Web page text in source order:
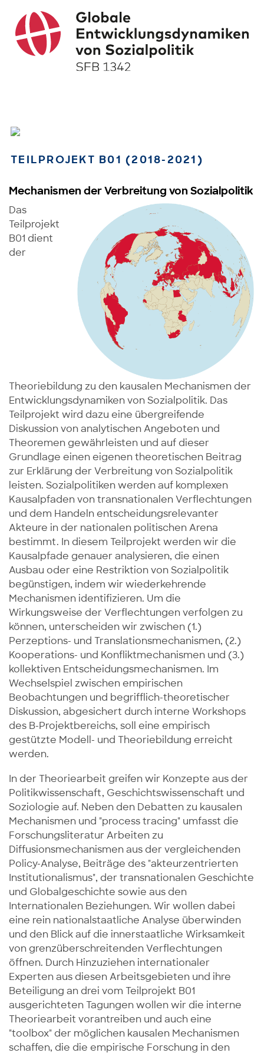
TEILPROJEKT B01 (2018-2021)
Mechanismen der Verbreitung von Sozialpolitik
Das
Teilprojekt
B01 dient
der
Theoriebildung zu den kausalen Mechanismen der
Entwicklungsdynamiken von Sozialpolitik. Das
Teilprojekt wird dazu eine übergreifende
Diskussion von analytischen Angeboten und
Theoremen gewährleisten und auf dieser
Grundlage einen eigenen theoretischen Beitrag
zur Erklärung der Verbreitung von Sozialpolitik
leisten. Sozialpolitiken werden auf komplexen
Kausalpfaden von transnationalen Verflechtungen
und dem Handeln entscheidungsrelevanter
Akteure in der nationalen politischen Arena
bestimmt. In diesem Teilprojekt werden wir die
Kausalpfade genauer analysieren, die einen
Ausbau oder eine Restriktion von Sozialpolitik
begünstigen, indem wir wiederkehrende
Mechanismen identifizieren. Um die
Wirkungsweise der Verflechtungen verfolgen zu
können, unterscheiden wir zwischen (1.)
Perzeptions- und Translationsmechanismen, (2.)
Kooperations- und Konfliktmechanismen und (3.)
kollektiven Entscheidungsmechanismen. Im
Wechselspiel zwischen empirischen
Beobachtungen und begrifflich-theoretischer
Diskussion, abgesichert durch interne Workshops
des B-Projektbereichs, soll eine empirisch
gestützte Modell- und Theoriebildung erreicht
werden.
In der Theoriearbeit greifen wir Konzepte aus der
Politikwissenschaft, Geschichtswissenschaft und
Soziologie auf. Neben den Debatten zu kausalen
Mechanismen und "process tracing" umfasst die
Forschungsliteratur Arbeiten zu
Diffusionsmechanismen aus der vergleichenden
Policy-Analyse, Beiträge des "akteurzentrierten
Institutionalismus", der transnationalen Geschichte
und Globalgeschichte sowie aus den
Internationalen Beziehungen. Wir wollen dabei
eine rein nationalstaatliche Analyse überwinden
und den Blick auf die innerstaatliche Wirksamkeit
von grenzüberschreitenden Verflechtungen
öffnen. Durch Hinzuziehen internationaler
Experten aus diesen Arbeitsgebieten und ihre
Beteiligung an drei vom Teilprojekt B01
ausgerichteten Tagungen wollen wir die interne
Theoriearbeit vorantreiben und auch eine
"toolbox" der möglichen kausalen Mechanismen
schaffen, die die empirische Forschung in den